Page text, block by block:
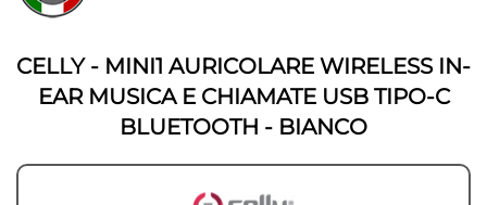
della
di
galleria
immagini
CELLY - MINI1 AURICOLARE WIRELESS IN-
EAR MUSICA E CHIAMATE USB TIPO-C
BLUETOOTH - BIANCO